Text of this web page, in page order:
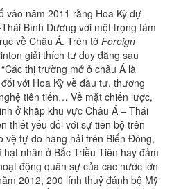
vào năm 2011 rằng Hoa Kỳ dự
Bình Dương với một trọng tâm
về Châu Á. Trên tờ Foreign
giải thích tư duy đằng sau
thị trường mở ở châu Á là
với Hoa Kỳ về đầu tư, thương
tiên tiến… Về mặt chiến lược,
ở khắp khu vực Châu Á – Thái
thiết yếu đối với sự tiến bộ trên
vệ tự do hàng hải trên Biển Đông,
nhân ở Bắc Triều Tiên hay đảm
động quân sự của các nước lớn
2012, 200 lính thuỷ đánh bộ Mỹ